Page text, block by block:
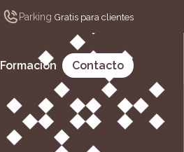
Parking Gratis para clientes
Formación Contacto